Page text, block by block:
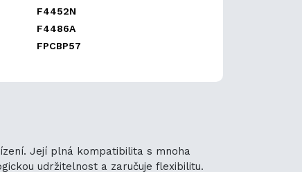
F4452N
F4486A
FPCBP57
Její plná kompatibilita s mnoha
udržitelnost a zaručuje flexibilitu.